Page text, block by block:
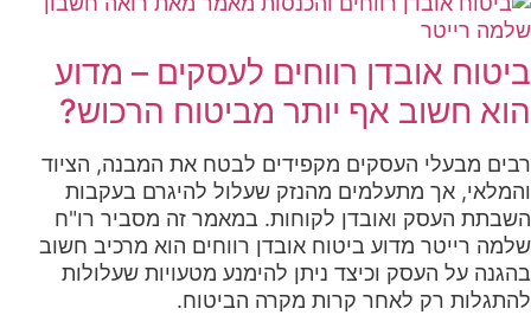
ביטוח אובדן רווחים לעסקים – מדוע
הוא חשוב אף יותר מביטוח הרכוש?
רבים מבעלי העסקים מקפידים לבטח את המבנה, הציוד
והמלאי, אך מתעלמים מהנזק שעלול להיגרם בעקבות
השבתת העסק ואובדן לקוחות. במאמר זה מסביר רו"ח
שלמה רייטר מדוע ביטוח אובדן רווחים הוא מרכיב חשוב
בהגנה על העסק וכיצד ניתן להימנע מטעויות שעלולות
להתגלות רק לאחר קרות מקרה הביטוח.